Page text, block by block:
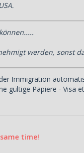
werden, sonst
Immigration
gültige Papiere - Visa
time!